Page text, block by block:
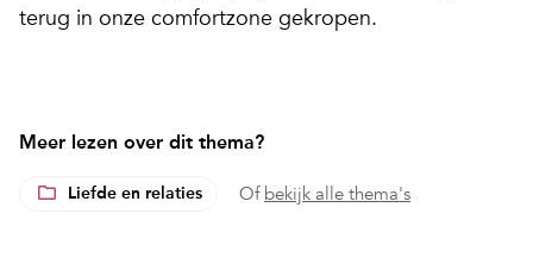
terug in onze comfortzone gekropen.
Meer lezen over dit thema?
Liefde en relaties Of bekijk alle thema's